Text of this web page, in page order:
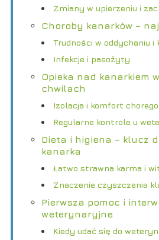
Zmiany w upierzeniu i
Choroby kanarków –
Trudności w oddychaniu i
Infekcje i pasożyty
Opieka nad kanarkiem
chwilach
Izolacja i komfort
Regularne kontrole u
Dieta i higiena – klucz
kanarka
Łatwo strawna karma i
Znaczenie czyszczenia
Pierwsza pomoc i
weterynaryjne
Kiedy udać się do